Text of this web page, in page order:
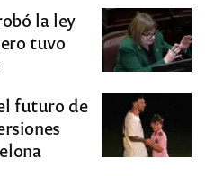
la ley
tuvo
futuro de